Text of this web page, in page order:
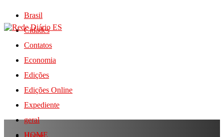
Brasil
Cidades
Contatos
Economia
Edições
Edições Online
Expediente
geral
HOME